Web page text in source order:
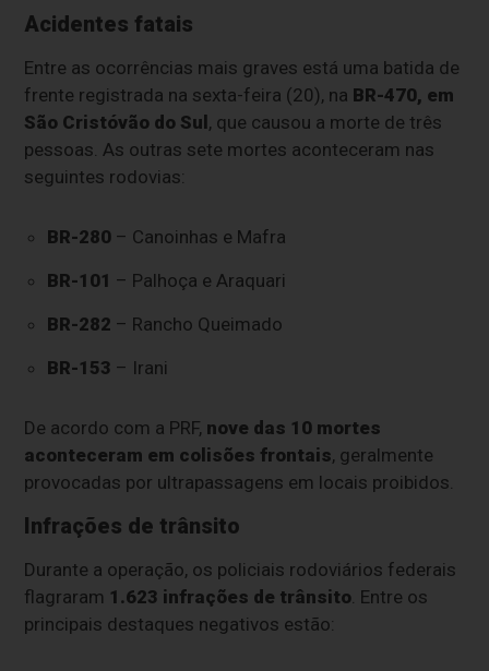
Acidentes fatais
Entre as ocorrências mais graves está uma batida de
frente registrada na sexta-feira (20), na BR-470, em
São Cristóvão do Sul, que causou a morte de três
pessoas. As outras sete mortes aconteceram nas
seguintes rodovias:
BR-280– Canoinhas e Mafra
BR-101 – Palhoça e Araquari
BR-282 – Rancho Queimado
BR-153 – Irani
De acordo com a PRF, nove das 10 mortes
aconteceram em colisões frontais, geralmente
provocadas por ultrapassagens em locais proibidos.
Infrações de trânsito
Durante a operação, os policiais rodoviários federais
flagraram 1.623 infrações de trânsito . Entre os
principais destaques negativos estão: